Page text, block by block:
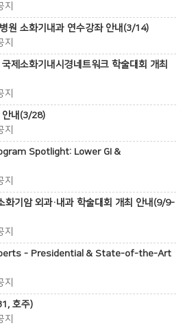
원 소화기내과 연수강좌 안내(3/14)
제소화기내시경네트워크 학술대회 개최
안내(3/28)
Spotlight: Lower GI &
화기암 외과·내과 학술대회 개최 안내(9/9-
- Presidential & State-of-the-Art
호주)